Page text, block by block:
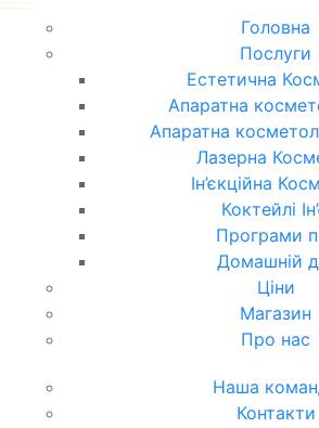
Головна
Послуги
Естетична
Апаратна
Апаратна
Лазерна
Ін’єкційна
Коктейлі
Програми
Домашній
Ціни
Магазин
Про нас
Наша
Контакти